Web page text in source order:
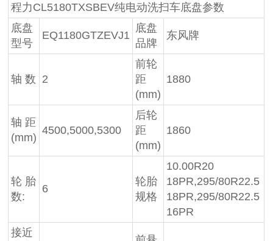
程力CL5180TXSBEV纯电动洗扫车底盘参数
底盘
型号
EQ1180GTZEVJ1
底盘
品牌
东风牌
轴 数 2
前轮
距
(mm)
1880
轴 距
(mm)
4500,5000,5300
后轮
距
(mm)
1860
轮 胎
数:
6
轮胎
规格
10.00R20
18PR,295/80R22.5
18PR,295/80R22.5
16PR
接近